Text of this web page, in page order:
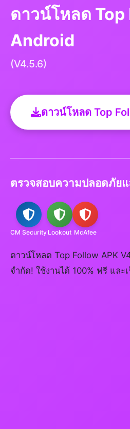
ดาวน์โหลด
Android
(V4.5.6)
ดาวน์โหลด Top
ตรวจสอบความปลอดภัย
CM Security Lookout McAfee
ดาวน์โหลด Top Follow APK
จำกัด! ใช้งานได้ 100% ฟรี และ